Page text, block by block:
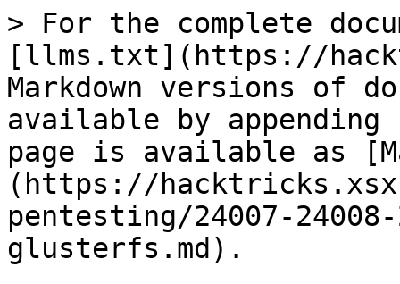
> For the complete
[llms.txt](https://
Markdown versions of
available by
page is available as
(https://
pentesting/24007-
glusterfs.md).